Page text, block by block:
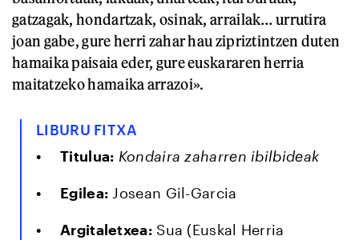
gatzagak, hondartzak, osinak, arrailak… urrutira
joan gabe, gure herri zahar hau zipriztintzen duten
hamaika paisaia eder, gure euskararen herria
maitatzeko hamaika arrazoi».
LIBURU FITXA
Titulua: Kondaira zaharren ibilbideak
Egilea: Josean Gil-Garcia
Argitaletxea:Sua (Euskal Herria